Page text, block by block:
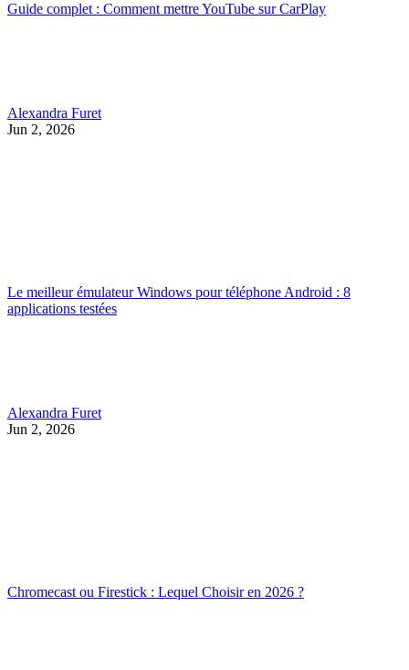
Guide complet : Comment mettre YouTube sur CarPlay
Alexandra Furet
Jun 2, 2026
Le meilleur émulateur Windows pour téléphone Android : 8
applications testées
Alexandra Furet
Jun 2, 2026
Chromecast ou Firestick : Lequel Choisir en 2026 ?